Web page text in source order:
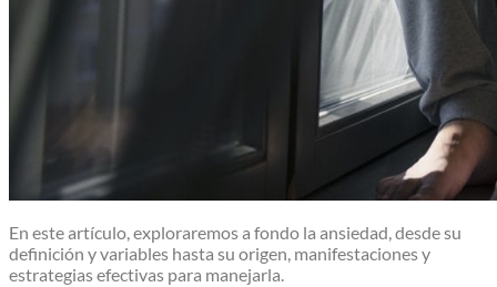
En este artículo, exploraremos a fondo la ansiedad, desde su
definición y variables hasta su origen, manifestaciones y
estrategias efectivas para manejarla.